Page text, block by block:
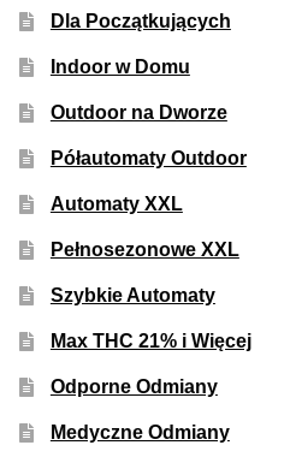
Formy i Koszt Wysyłki
Odbiór Osobisty
Dla Początkujących
Indoor w Domu
Outdoor na Dworze
Półautomaty Outdoor
Automaty XXL
Pełnosezonowe XXL
Szybkie Automaty
Max THC 21% i Więcej
Odporne Odmiany
Medyczne Odmiany